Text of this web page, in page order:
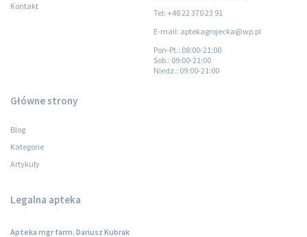
Kontakt
Tel: +48 22 370 23 91
E-mail: aptekagrojecka@wp.pl
Pon-Pt.: 08:00-21:00
Sob.: 09:00-21:00
Niedz.: 09:00-21:00
Główne strony
Blog
Kategorie
Artykuły
Legalna apteka
Apteka mgr farm. Dariusz Kubrak